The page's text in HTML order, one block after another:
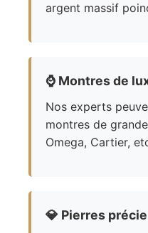
argent massif
⌚ Montres de
Nos experts
montres de
Omega, Cartier,
💎 Pierres